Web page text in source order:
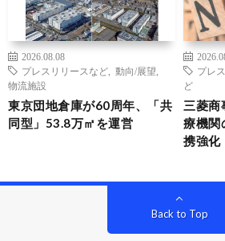
2026.08.08
プレスリリースなど
動向/展望
物流施設
東京団地倉庫が60周年、「共
同型」53.8万㎡を運営
プレ
ど
三菱商
療機関
携強化
Back to Top